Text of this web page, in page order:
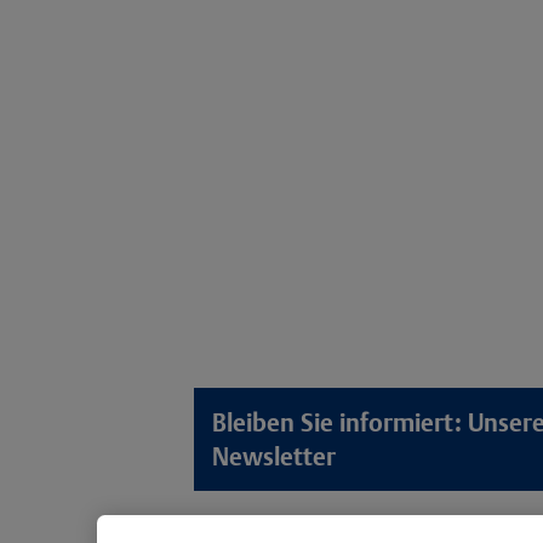
Bleiben Sie informiert:
Newsletter